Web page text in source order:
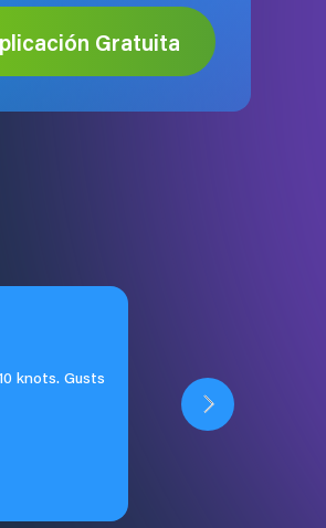
Gratuita
knots. Gusts